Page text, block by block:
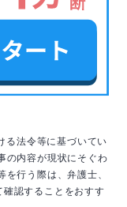
る法令等に基づいてい
の内容が現状にそぐわ
を行う際は、弁護士、
認することをおすす